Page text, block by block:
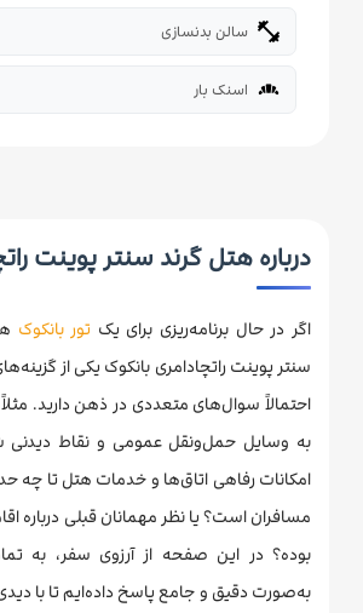
fitness_center سالن بدنسازی
bakery_dining اسنک بار
درباره هتل گرند سنتر پوینت
اگر در حال برنامه‌ریزی برای یک تور بانکوک
سنتر پوینت راتچادامری بانکوک یکی از
احتمالاً سوال‌های متعددی در ذهن دارید.
به وسایل حمل‌ونقل عمومی و نقاط
امکانات رفاهی اتاق‌ها و خدمات هتل تا چه
مسافران است؟ یا نظر مهمانان قبلی درباره
بوده؟ در این صفحه از آرزوی سفر، به
به‌صورت دقیق و جامع پاسخ داده‌ایم تا با